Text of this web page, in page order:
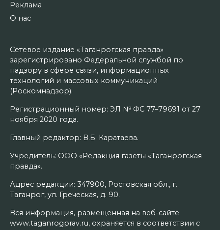
Реклама
О нас
Сетевое издание «Таганрогская правда»
зарегистрировано Федеральной службой по
надзору в сфере связи, информационных
технологий и массовых коммуникаций
(Роскомнадзор).
Регистрационный номер: ЭЛ № ФС 77–79691 от 27
ноября 2020 года.
Главный редактор: В.Б. Каратаева.
Учредитель: ООО «Редакция газеты «Таганрогская
правда».
Адрес редакции: 347900, Ростовская обл., г.
Таганрог, ул. Греческая, д. 90.
Вся информация, размещенная на веб-сайте
www.taganrogprav.ru, охраняется в соответствии с